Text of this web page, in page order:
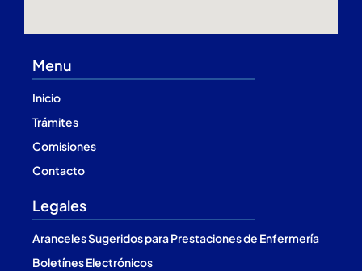
Menu
Inicio
Trámites
Comisiones
Contacto
Legales
Aranceles Sugeridos para Prestaciones de Enfermería
Boletínes Electrónicos